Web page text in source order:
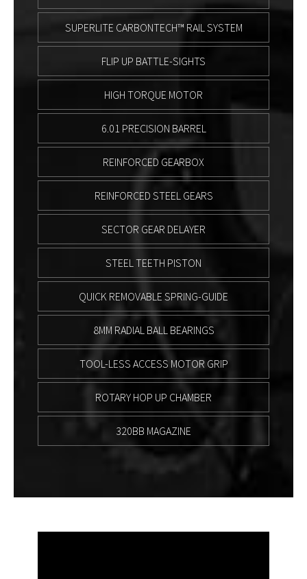
SUPERLITE CARBONTECH™ RAIL SYSTEM
FLIP UP BATTLE-SIGHTS
HIGH TORQUE MOTOR
6.01 PRECISION BARREL
REINFORCED GEARBOX
REINFORCED STEEL GEARS
SECTOR GEAR DELAYER
STEEL TEETH PISTON
QUICK REMOVABLE SPRING-GUIDE
8MM RADIAL BALL BEARINGS
TOOL-LESS ACCESS MOTOR GRIP
ROTARY HOP UP CHAMBER
320BB MAGAZINE